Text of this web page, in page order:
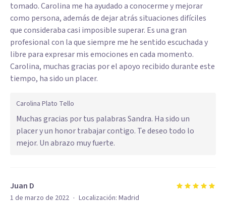
tomado. Carolina me ha ayudado a conocerme y mejorar
como persona, además de dejar atrás situaciones difíciles
que consideraba casi imposible superar. Es una gran
profesional con la que siempre me he sentido escuchada y
libre para expresar mis emociones en cada momento.
Carolina, muchas gracias por el apoyo recibido durante este
tiempo, ha sido un placer.
Carolina Plato Tello
Muchas gracias por tus palabras Sandra. Ha sido un
placer y un honor trabajar contigo. Te deseo todo lo
mejor. Un abrazo muy fuerte.
Juan D
1 de marzo de 2022 · Localización: Madrid